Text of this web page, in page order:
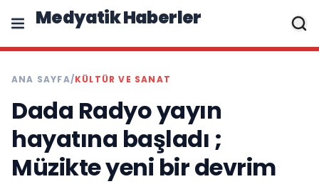
Medyatik Haberler
ANA SAYFA/KÜLTÜR VE SANAT
Dada Radyo yayın
hayatına başladı ;
Müzikte yeni bir devrim